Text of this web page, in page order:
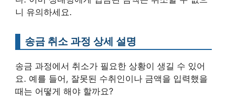
니 유의하세요.
송금 취소 과정 상세 설명
송금 과정에서 취소가 필요한 상황이 생길 수 있어
요. 예를 들어, 잘못된 수취인이나 금액을 입력했을
때는 어떻게 해야 할까요?